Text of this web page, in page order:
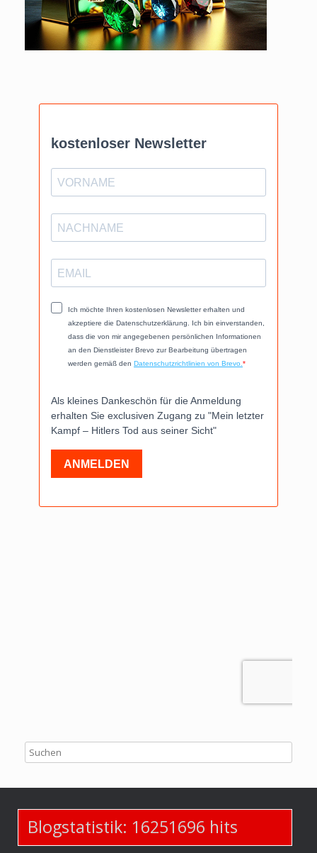
Blogstatistik: 16251696 hits